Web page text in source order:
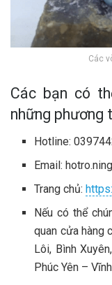
Các
Các bạn có
những phương
Hotline:
Email:
Trang chủ:
Nếu có thể
quan cửa hàng
Lôi, Bình
Phúc Yên –